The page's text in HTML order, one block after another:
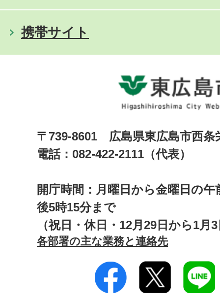
携帯サイト
〒739-8601 広島県東広島市西
電話：082-422-2111（代表）
開庁時間：月曜日から金曜日の午
後5時15分まで
（祝日・休日・12月29日から1月
各部署の主な業務と連絡先